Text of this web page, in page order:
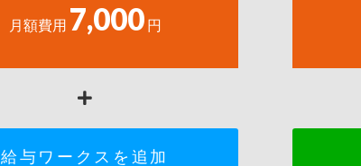
月額費用 7,000円
給与ワークスを追加